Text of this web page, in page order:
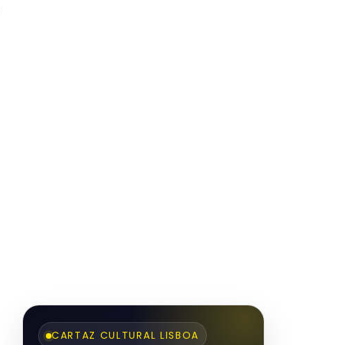
CARTAZ CULTURAL LISBOA